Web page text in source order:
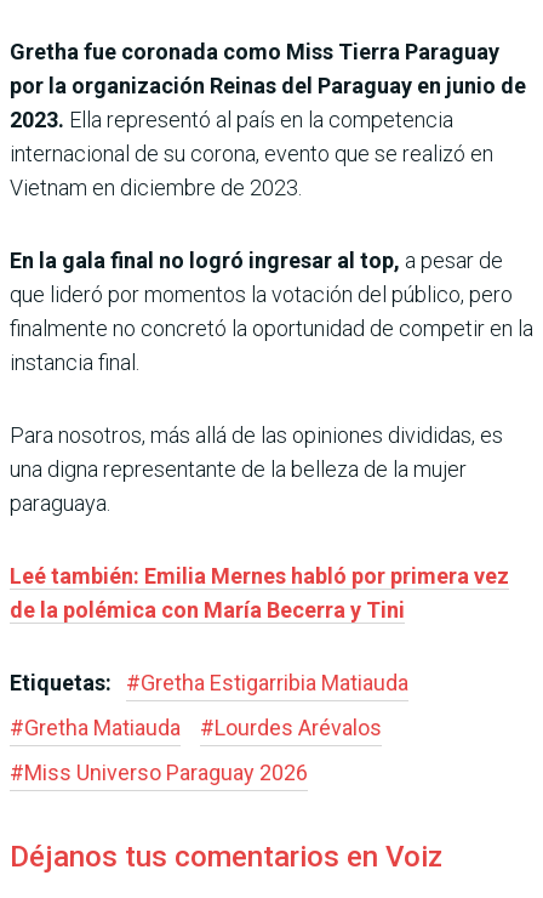
Gretha fue coronada como Miss Tierra Paraguay
por la organización Reinas del Paraguay en junio de
2023. Ella representó al país en la competencia
internacional de su corona, evento que se realizó en
Vietnam en diciembre de 2023.
En la gala final no logró ingresar al top, a pesar de
que lideró por momentos la votación del público, pero
finalmente no concretó la oportunidad de competir en la
instancia final.
Para nosotros, más allá de las opiniones divididas, es
una digna representante de la belleza de la mujer
paraguaya.
Leé también: Emilia Mernes habló por primera vez
de la polémica con María Becerra y Tini
Etiquetas: #Gretha Estigarribia Matiauda
#Gretha Matiauda #Lourdes Arévalos
#Miss Universo Paraguay 2026
Déjanos tus comentarios en Voiz